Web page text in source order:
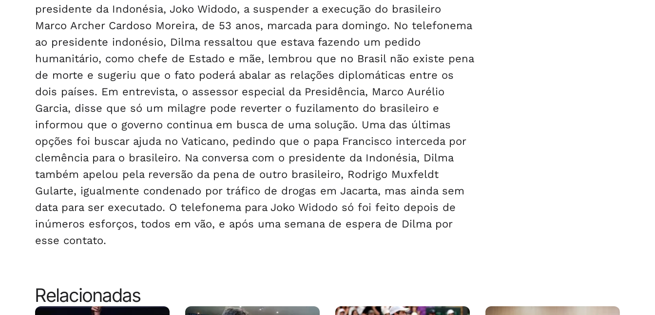
presidente da Indonésia, Joko Widodo, a suspender a execução do brasileiro
Marco Archer Cardoso Moreira, de 53 anos, marcada para domingo. No telefonema
ao presidente indonésio, Dilma ressaltou que estava fazendo um pedido
humanitário, como chefe de Estado e mãe, lembrou que no Brasil não existe pena
de morte e sugeriu que o fato poderá abalar as relações diplomáticas entre os
dois países. Em entrevista, o assessor especial da Presidência, Marco Aurélio
Garcia, disse que só um milagre pode reverter o fuzilamento do brasileiro e
informou que o governo continua em busca de uma solução. Uma das últimas
opções foi buscar ajuda no Vaticano, pedindo que o papa Francisco interceda por
clemência para o brasileiro. Na conversa com o presidente da Indonésia, Dilma
também apelou pela reversão da pena de outro brasileiro, Rodrigo Muxfeldt
Gularte, igualmente condenado por tráfico de drogas em Jacarta, mas ainda sem
data para ser executado. O telefonema para Joko Widodo só foi feito depois de
inúmeros esforços, todos em vão, e após uma semana de espera de Dilma por
esse contato.
Relacionadas